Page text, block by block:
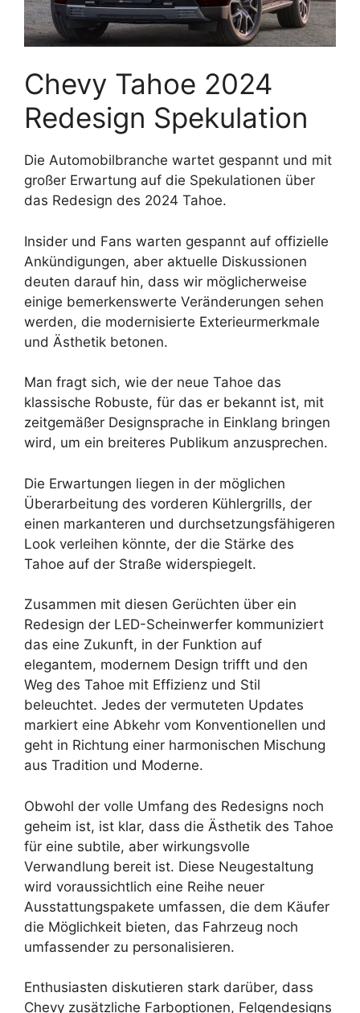
Chevy Tahoe 2024
Redesign Spekulation
Die Automobilbranche wartet gespannt und mit
großer Erwartung auf die Spekulationen über
das Redesign des 2024 Tahoe.
Insider und Fans warten gespannt auf offizielle
Ankündigungen, aber aktuelle Diskussionen
deuten darauf hin, dass wir möglicherweise
einige bemerkenswerte Veränderungen sehen
werden, die modernisierte Exterieurmerkmale
und Ästhetik betonen.
Man fragt sich, wie der neue Tahoe das
klassische Robuste, für das er bekannt ist, mit
zeitgemäßer Designsprache in Einklang bringen
wird, um ein breiteres Publikum anzusprechen.
Die Erwartungen liegen in der möglichen
Überarbeitung des vorderen Kühlergrills, der
einen markanteren und durchsetzungsfähigeren
Look verleihen könnte, der die Stärke des
Tahoe auf der Straße widerspiegelt.
Zusammen mit diesen Gerüchten über ein
Redesign der LED-Scheinwerfer kommuniziert
das eine Zukunft, in der Funktion auf
elegantem, modernem Design trifft und den
Weg des Tahoe mit Effizienz und Stil
beleuchtet. Jedes der vermuteten Updates
markiert eine Abkehr vom Konventionellen und
geht in Richtung einer harmonischen Mischung
aus Tradition und Moderne.
Obwohl der volle Umfang des Redesigns noch
geheim ist, ist klar, dass die Ästhetik des Tahoe
für eine subtile, aber wirkungsvolle
Verwandlung bereit ist. Diese Neugestaltung
wird voraussichtlich eine Reihe neuer
Ausstattungspakete umfassen, die dem Käufer
die Möglichkeit bieten, das Fahrzeug noch
umfassender zu personalisieren.
Enthusiasten diskutieren stark darüber, dass
Chevy zusätzliche Farboptionen, Felgendesigns